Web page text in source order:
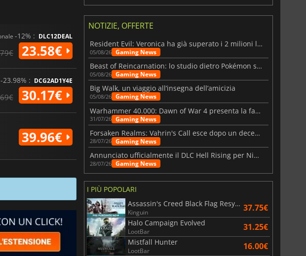
-12% : DLC12DEAL
23.58€
-23.98% : DCG2AD1Y4E
30.17€
39.96€
NOTIZIE, OFFERTE
Resident Evil: Veronica ha già superato i 2 milioni liste dei desideri
05/08/26 Gaming News
Beast of Reincarnation: lo studio dietro Pokémon su una nuova strada
05/08/26 Gaming News
Big Walk, un viaggio all’insegna dell’amicizia
05/08/26 Gaming News
Warhammer 40.000: Dawn of War 4 presenta la fazione dei Necron
31/07/26 Gaming News
Forsaken Realms: Vahrin's Call esce dopo un decennio di sviluppo
28/07/26 Gaming News
Annunciato ufficialmente il DLC Hell Rising per Nioh 3
28/07/26 Gaming News
I PIÙ POPOLARI
Assassin's Creed Black Flag Resynced
Kinguin 37.75€
Halo Campaign Evolved
LootBar 31.25€
Mistfall Hunter
LootBar 16.00€